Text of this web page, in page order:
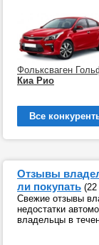
Фольксваген
Киа Рио
Все
Отзывы
ли покупать
Свежие отзывы
недостатки
владельцы в